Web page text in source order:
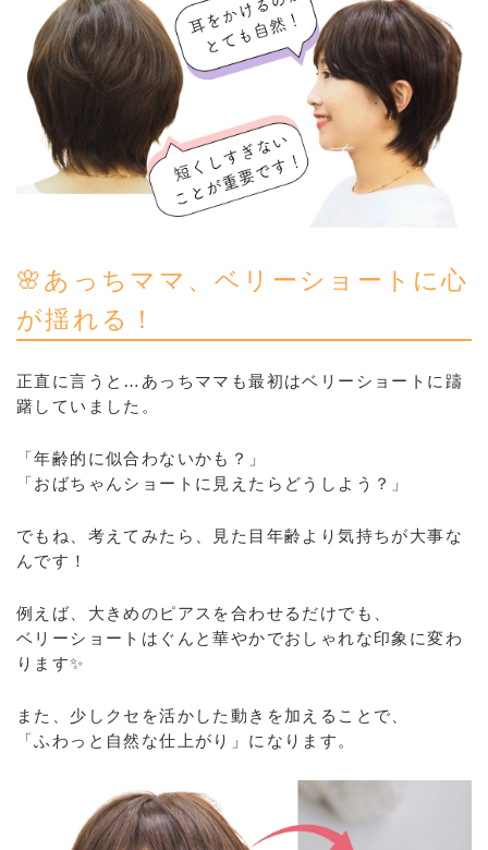
🌸あっちママ、ベリーショートに心
が揺れる！
正直に言うと…あっちママも最初はベリーショートに躊
躇していました。
「年齢的に似合わないかも？」
「おばちゃんショートに見えたらどうしよう？」
でもね、考えてみたら、見た目年齢より気持ちが大事な
んです！
例えば、大きめのピアスを合わせるだけでも、
ベリーショートはぐんと華やかでおしゃれな印象に変わ
ります✨
また、少しクセを活かした動きを加えることで、
「ふわっと自然な仕上がり」になります。